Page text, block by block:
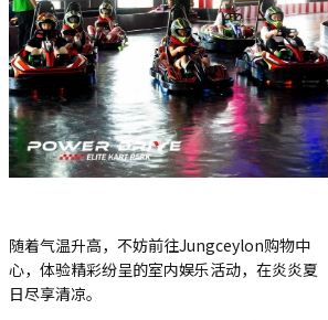
随着气温升高，不妨前往Jungceylon购物中
心，体验精彩纷呈的室内娱乐活动，在炎炎夏
日尽享清凉。